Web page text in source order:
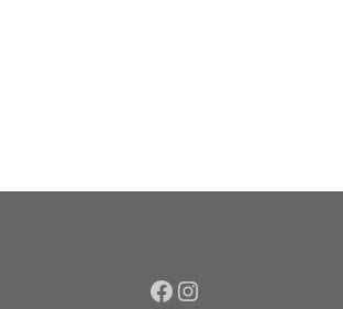
Facebook
Instagram